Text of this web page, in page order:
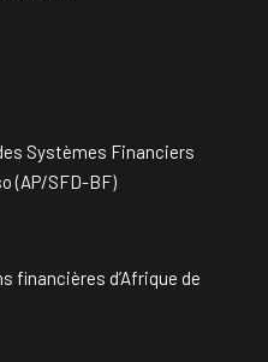
Systèmes Financiers
(AP/SFD-BF)
financières d’Afrique de